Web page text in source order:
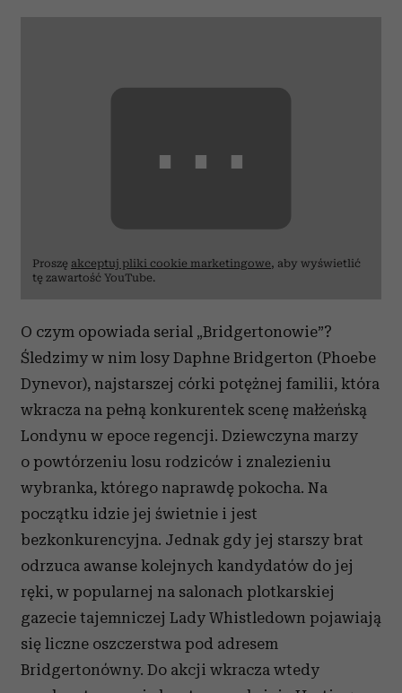
⋯
Proszę akceptuj pliki cookie marketingowe, aby wyświetlić
tę zawartość YouTube.
O czym opowiada serial „Bridgertonowie”?
Śledzimy w nim losy Daphne Bridgerton (Phoebe
Dynevor), najstarszej córki potężnej familii, która
wkracza na pełną konkurentek scenę małżeńską
Londynu w epoce regencji. Dziewczyna marzy
o powtórzeniu losu rodziców i znalezieniu
wybranka, którego naprawdę pokocha. Na
początku idzie jej świetnie i jest
bezkonkurencyjna. Jednak gdy jej starszy brat
odrzuca awanse kolejnych kandydatów do jej
ręki, w popularnej na salonach plotkarskiej
gazecie tajemniczej Lady Whistledown pojawiają
się liczne oszczerstwa pod adresem
Bridgertonówny. Do akcji wkracza wtedy